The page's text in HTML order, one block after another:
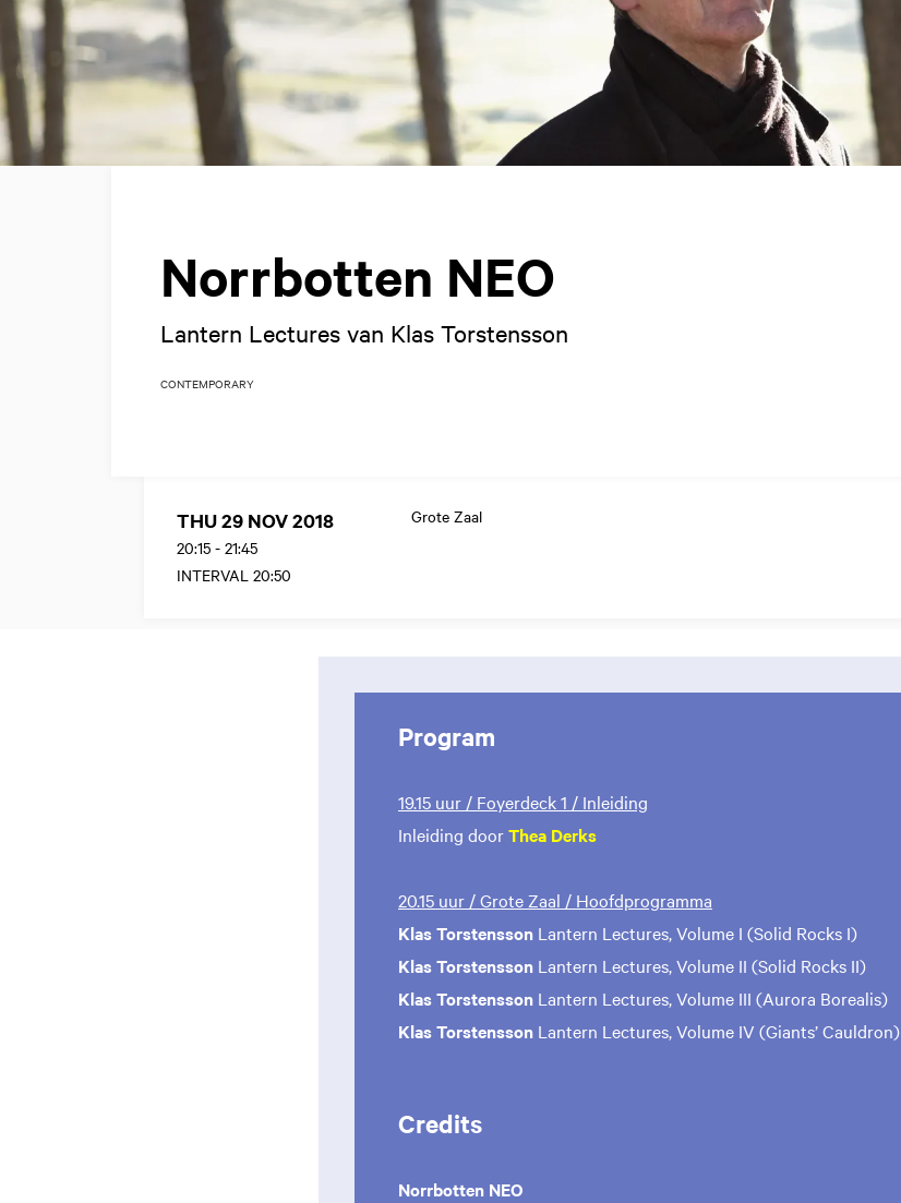
Norrbotten NEO
Lantern Lectures van Klas Torstensson
CONTEMPORARY
THU 29 NOV 2018
20:15 - 21:45
INTERVAL 20:50
Grote Zaal
Program
19.15 uur / Foyerdeck 1 / Inleiding
Inleiding doorThea Derks
20.15 uur / Grote Zaal / Hoofdprogramma
Klas Torstensson Lantern Lectures, Volume I (Solid Rocks I)
Klas Torstensson Lantern Lectures, Volume II (Solid Rocks II)
Klas Torstensson Lantern Lectures, Volume III (Aurora Borealis)
Klas Torstensson Lantern Lectures, Volume IV (Giants’ Cauldron)
Credits
Norrbotten NEO